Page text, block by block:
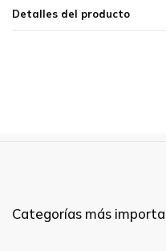
Detalles del producto
Categorías más